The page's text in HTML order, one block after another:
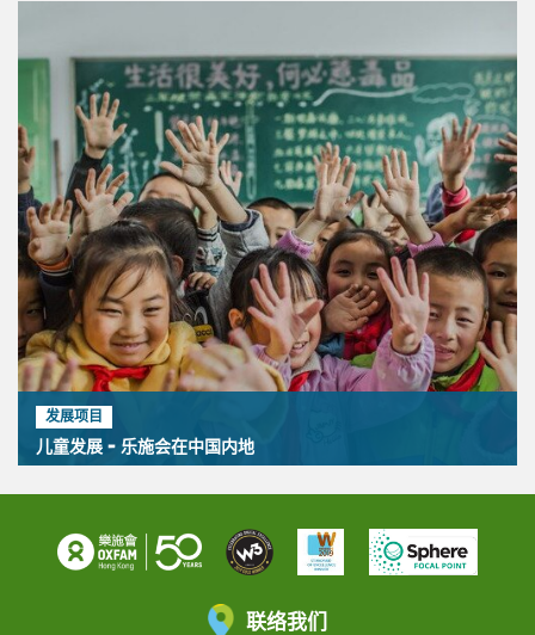
发展项目
儿童发展 - 乐施会在中国内地
联络我们